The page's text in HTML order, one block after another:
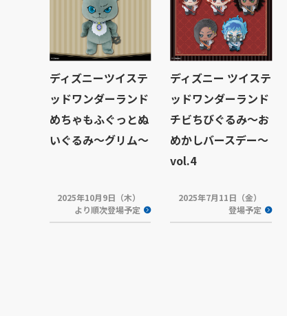
ディズニーツイステ
ッドワンダーランド
めちゃもふぐっとぬ
いぐるみ～グリム～
2025年10月9日（木）
より順次登場予定
ディズニー ツイステ
ッドワンダーランド
チビちびぐるみ～お
めかしバースデー～
vol.4
2025年7月11日（金）
登場予定